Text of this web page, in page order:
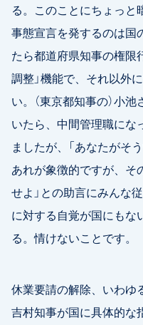
る。このことにちょっと
事態宣言を発するのは国
たら都道府県知事の権限
調整」機能で、それ以外
い。（東京都知事の）小
いたら、中間管理職にな
ましたが、「あなたがそ
あれが象徴的ですが、そ
せよ」との助言にみんな
に対する自覚が国にもな
る。情けないことです。
休業要請の解除、いわゆ
吉村知事が国に具体的な